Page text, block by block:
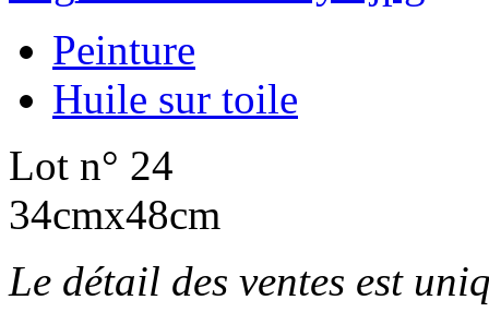
Peinture
Huile sur toile
Lot n° 24
34cmx48cm
Le détail des ventes est